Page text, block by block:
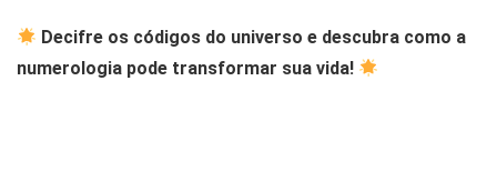
Decifre os códigos do universo e descubra como a
numerologia pode transformar sua vida!